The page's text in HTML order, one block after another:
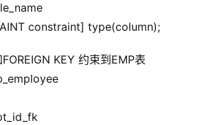
constraint] type(column);
KEY 约束到EMP表